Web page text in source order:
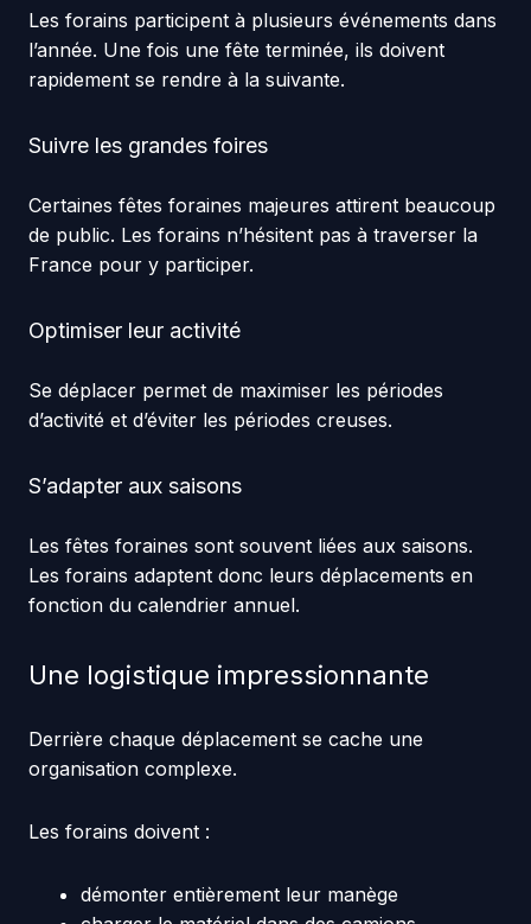
Les forains participent à plusieurs événements dans
l’année. Une fois une fête terminée, ils doivent
rapidement se rendre à la suivante.
Suivre les grandes foires
Certaines fêtes foraines majeures attirent beaucoup
de public. Les forains n’hésitent pas à traverser la
France pour y participer.
Optimiser leur activité
Se déplacer permet de maximiser les périodes
d’activité et d’éviter les périodes creuses.
S’adapter aux saisons
Les fêtes foraines sont souvent liées aux saisons.
Les forains adaptent donc leurs déplacements en
fonction du calendrier annuel.
Une logistique impressionnante
Derrière chaque déplacement se cache une
organisation complexe.
Les forains doivent :
démonter entièrement leur manège